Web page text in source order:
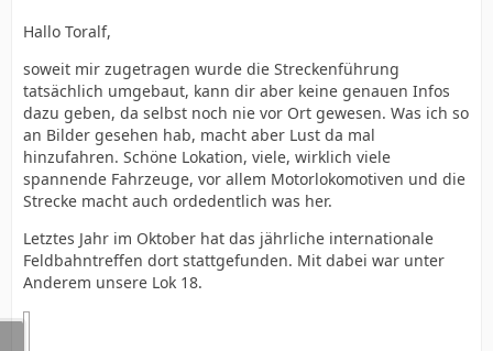
Hallo Toralf,
soweit mir zugetragen wurde die Streckenführung
tatsächlich umgebaut, kann dir aber keine genauen Infos
dazu geben, da selbst noch nie vor Ort gewesen. Was ich so
an Bilder gesehen hab, macht aber Lust da mal
hinzufahren. Schöne Lokation, viele, wirklich viele
spannende Fahrzeuge, vor allem Motorlokomotiven und die
Strecke macht auch ordedentlich was her.
Letztes Jahr im Oktober hat das jährliche internationale
Feldbahntreffen dort stattgefunden. Mit dabei war unter
Anderem unsere Lok 18.